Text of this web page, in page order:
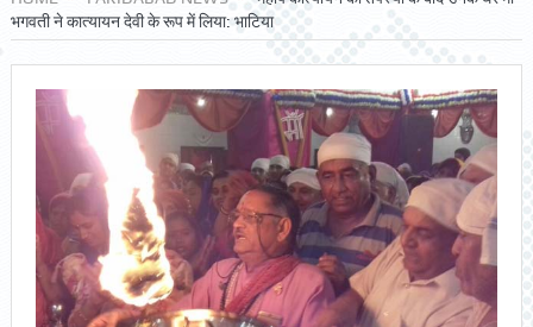
भगवती ने कात्यायन देवी के रूप में लिया: भाटिया